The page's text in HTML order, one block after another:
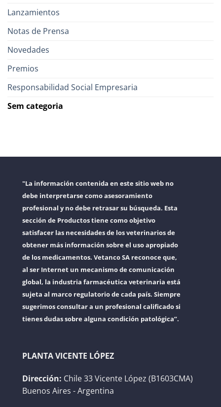
Lanzamientos
Notas de Prensa
Novedades
Premios
Responsabilidad Social Empresaria
Sem categoria
"La información contenida en este sitio web no
debe interpretarse como asesoramiento
profesional y no debe retrasar su búsqueda. Esta
sección de Productos tiene como objetivo
satisfacer las necesidades de los veterinarios de
obtener más información sobre el uso apropiado
de los medicamentos. Vetanco SA reconoce que,
al ser Internet un mecanismo de comunicación
global, la industria farmacéutica veterinaria está
sujeta al marco regulatorio de cada país. Siempre
sugerimos consultar a un profesional calificado si
tienes dudas sobre alguna condición patológica”.
PLANTA VICENTE LÓPEZ
Dirección: Chile 33 Vicente López (B1603CMA)
Buenos Aires - Argentina